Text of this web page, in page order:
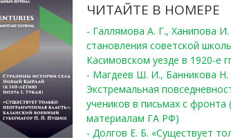
ЧИТАЙТЕ В НОМЕРЕ
- Галлямова А. Г., Ханипова
становления советской
Касимовском уезде в 1920-е
- Магдеев Ш. И., Банникова Н.
Экстремальная
учеников в письмах с фронта
материалам ГА РФ)
- Долгов Е. Б. «Существует